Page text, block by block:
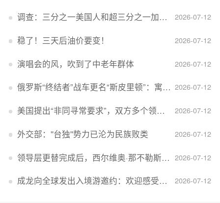
2026-07-12
调查：三分之一美国人和超三分之一加拿大人感到经济压力
2026-07-12
稳了！三天后油价要变！
2026-07-12
演唱会的风，吹到了中老年群体
2026-07-12
俄罗斯“终结者”战车更名“斯皮里顿”：寓意强大可靠，彰显俄精神力量
2026-07-12
美国提出“非同寻常要求”，双方多个领域分歧依旧，印美贸易谈判进入“关键阶段”
2026-07-12
外交部：''台独''势力已沦为民族败类
2026-07-12
领导层更替完成后，西尔维奥·那不勒斯出任Lucid首席执行官
2026-07-12
成龙向全球发出入境游邀约：欢迎感受无滤镜的真实中国